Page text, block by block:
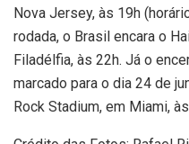
Nova Jersey, às 19h
rodada, o Brasil encara o
Filadélfia, às 22h. Já o
marcado para o dia 24 de
Rock Stadium, em Miami,